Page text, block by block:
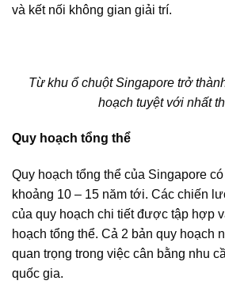
và kết nối không gian giải trí.
Từ khu ổ chuột Singapore trở
hoạch tuyệt với nhất
Quy hoạch tổng thể
Quy hoạch tổng thể của Singapore
khoảng 10 – 15 năm tới. Các chiến
của quy hoạch chi tiết được tập hợp
hoạch tổng thể. Cả 2 bản quy hoạch
quan trọng trong việc cân bằng nhu
quốc gia.